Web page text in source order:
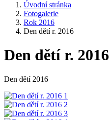
Úvodní stránka
Fotogalerie
Rok 2016
Den dětí r. 2016
Den dětí r. 2016
Den dětí 2016